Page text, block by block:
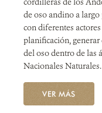
de oso andino a
con diferentes
planificación,
del oso dentro de las
Nacionales Naturales.
VER MÁS